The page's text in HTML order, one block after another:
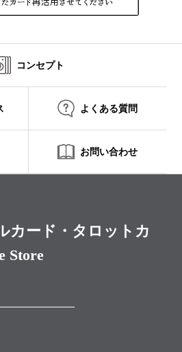
コンセプト
よくある質問
お問い合わせ
カード・タロットカ
Store